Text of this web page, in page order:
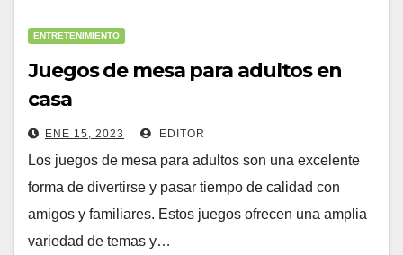
ENTRETENIMIENTO
Juegos de mesa para adultos en
casa
ENE 15, 2023 EDITOR
Los juegos de mesa para adultos son una excelente
forma de divertirse y pasar tiempo de calidad con
amigos y familiares. Estos juegos ofrecen una amplia
variedad de temas y…